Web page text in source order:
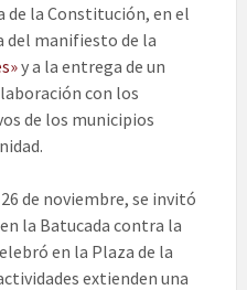
la Constitución, en el
del manifiesto de la
y a la entrega de un
con los
de los municipios
de noviembre, se invitó
la Batucada contra la
en la Plaza de la
extienden una